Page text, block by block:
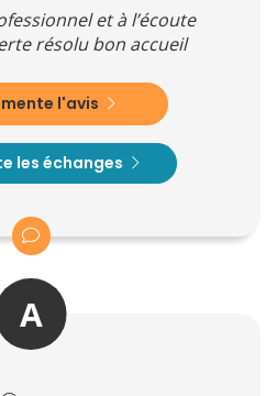
et à l’écoute
résolu bon accueil
l'avis
les échanges
A